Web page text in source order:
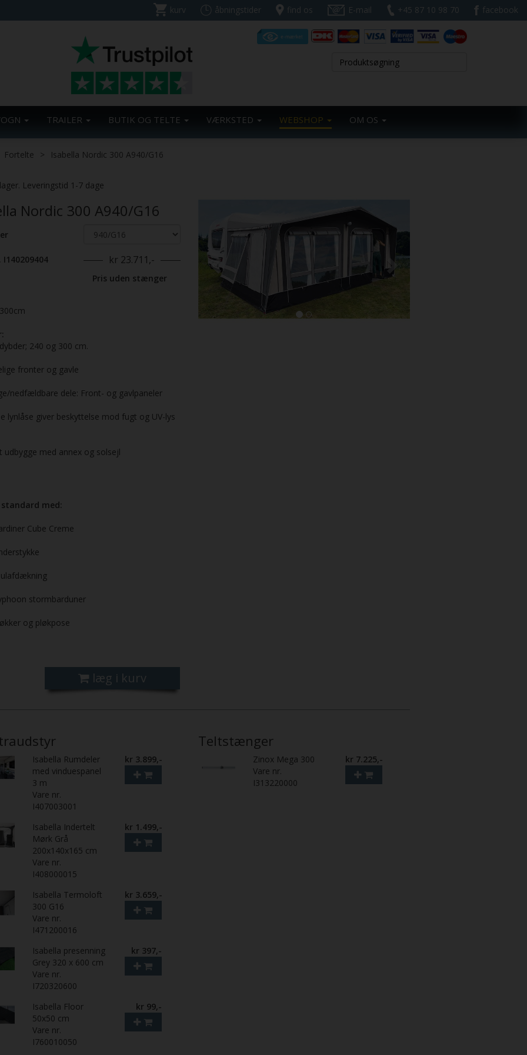
kurv åbningstider find os E-mail +45 87 10 98 70 facebook
TRAILER BUTIK OG TELTE VÆRKSTED WEBSHOP OM OS
Fortelte Isabella Nordic 300 A940/G16
Leveringstid 1-7 dage
Nordic 300 A940/G16
kr 23.711,-
Pris uden stænger
240 og 300 cm.
fronter og gavle
nedfældbare dele: Front- og gavlpaneler
lynlåse giver beskyttelse mod fugt og UV-lys
udbygge med annex og solsejl
standard med:
Cube Creme
stormbarduner
og pløkpose
læg i kurv
Isabella Rumdeler
med vinduespanel
3 m
Vare nr.
I407003001
kr 3.899,-
Isabella Indertelt
Mørk Grå
200x140x165 cm
Vare nr.
I408000015
kr 1.499,-
Isabella Termoloft
300 G16
Vare nr.
I471200016
kr 3.659,-
Isabella presenning
Grey 320 x 600 cm
Vare nr.
I720320600
kr 397,-
Isabella Floor
50x50 cm
Vare nr.
I760010050
kr 99,-
Teltstænger
Zinox Mega 300
Vare nr.
I313220000
kr 7.225,-